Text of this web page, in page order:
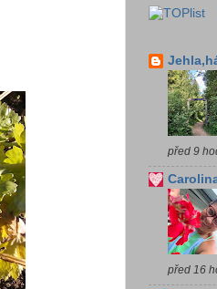
před 9
před 16